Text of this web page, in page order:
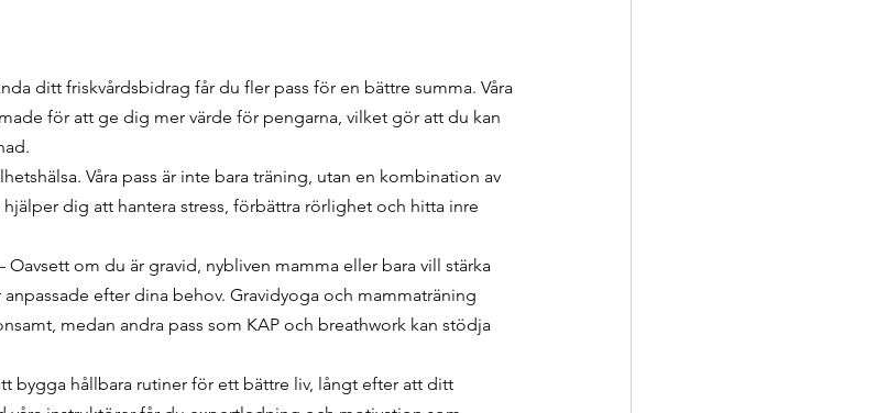
ditt friskvårdsbidrag får du fler pass för en bättre summa. Våra
för att ge dig mer värde för pengarna, vilket gör att du kan
Våra pass är inte bara träning, utan en kombination av
dig att hantera stress, förbättra rörlighet och hitta inre
Oavsett om du är gravid, nybliven mamma eller bara vill stärka
efter dina behov. Gravidyoga och mammaträning
medan andra pass som KAP och breathwork kan stödja
bygga hållbara rutiner för ett bättre liv, långt efter att ditt